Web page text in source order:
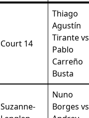
Court 14
Thiago
Agustín
Tirante vs
Pablo
Carreño
Busta
Suzanne-
Nuno
Borges vs